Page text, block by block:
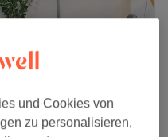
und Cookies von
zu personalisieren,